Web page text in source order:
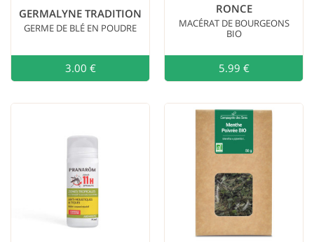
GERMALYNE TRADITION
GERME DE BLÉ EN POUDRE
3.00 € Ajouter au
RONCE
MACÉRAT DE BOURGEONS
BIO
5.99 €